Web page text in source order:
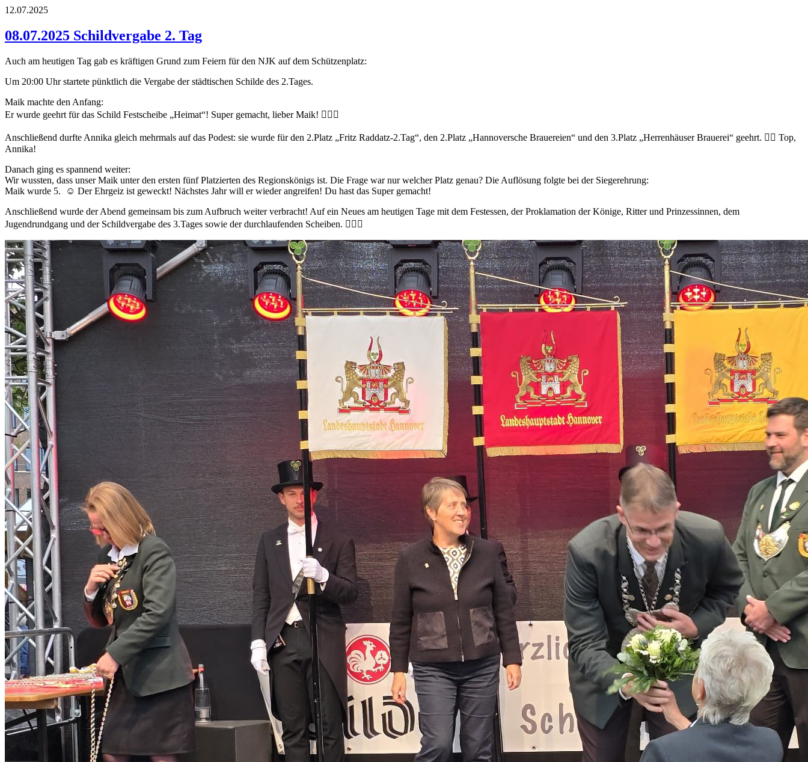
12.07.2025
08.07.2025 Schildvergabe 2. Tag
Auch am heutigen Tag gab es kräftigen Grund zum Feiern für den NJK auf dem Schützenplatz:
Um 20:00 Uhr startete pünktlich die Vergabe der städtischen Schilde des 2.Tages.
Maik machte den Anfang:
Er wurde geehrt für das Schild Festscheibe „Heimat“! Super gemacht, lieber Maik! 👍🏻🤩
Anschließend durfte Annika gleich mehrmals auf das Podest: sie wurde für den 2.Platz „Fritz Raddatz-2.Tag“, den 2.Platz „Hannoversche Brauereien“ und den 3.Platz „Herrenhäuser Brauerei“ geehrt. 👍🏻 Top,
Annika!
Danach ging es spannend weiter:
Wir wussten, dass unser Maik unter den ersten fünf Platzierten des Regionskönigs ist. Die Frage war nur welcher Platz genau? Die Auflösung folgte bei der Siegerehrung:
Maik wurde 5. ☺️ Der Ehrgeiz ist geweckt! Nächstes Jahr will er wieder angreifen! Du hast das Super gemacht!
Anschließend wurde der Abend gemeinsam bis zum Aufbruch weiter verbracht! Auf ein Neues am heutigen Tage mit dem Festessen, der Proklamation der Könige, Ritter und Prinzessinnen, dem
Jugendrundgang und der Schildvergabe des 3.Tages sowie der durchlaufenden Scheiben. 👍🏻🤩